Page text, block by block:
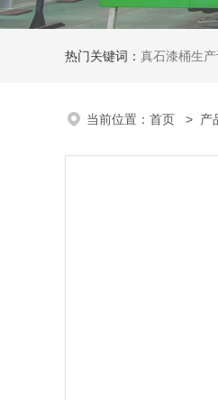
热门关键词： 真石漆桶生
当前位置： 首页 > 产